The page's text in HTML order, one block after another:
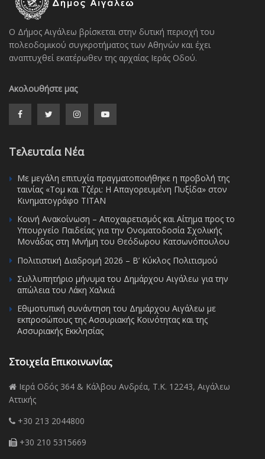
Ο Δήμος Αιγάλεω βρίσκεται στην δυτική περιοχή του
πολεοδομικού συγκροτήματος των Αθηνών και έχει
αναπτυχθεί εκατέρωθεν της αρχαίας Ιεράς Οδού.
Ακολουθήστε μας
Τελευταία Νέα
Με μεγάλη επιτυχία πραγματοποιήθηκε η προβολή της
ταινίας «Τομ και Τζέρι: Η Απαγορευμένη Πυξίδα» στον
Κινηματογράφο ΤΙΤΑΝ
Κοινή Ανακοίνωση – Αποχαιρετισμός και Αίτημα προς το
Υπουργείο Παιδείας για την Ονοματοδοσία Σχολικής
Μονάδας στη Μνήμη του Θεόδωρου Κατσωνόπουλου
Πολιτιστική Διαδρομή 2026 – Β’ Κύκλος Πολιτισμού
Συλλυπητήριο μήνυμα του Δημάρχου Αιγάλεω για την
απώλεια του Λάκη Χαλκιά
Εθιμοτυπική συνάντηση του Δημάρχου Αιγάλεω με
εκπροσώπους της Ασσυριακής Κοινότητας και της
Ασσυριακής Εκκλησίας
Στοιχεία Επικοινωνίας
Ιερά Οδός 364 & Κάλβου Ανδρέα, Τ.Κ. 12243, Αιγάλεω
Αττικής
+30 213 2044800
+30 210 5315669